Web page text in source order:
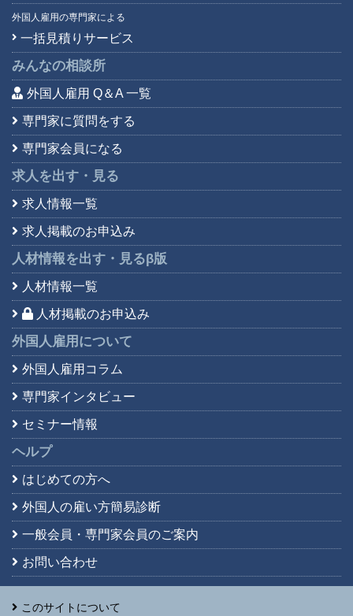
外国人雇用の専門家による
一括見積りサービス
みんなの相談所
外国人雇用 Q＆A 一覧
専門家に質問をする
専門家会員になる
求人を出す・見る
求人情報一覧
求人掲載のお申込み
人材情報を出す・見るβ版
人材情報一覧
人材掲載のお申込み
外国人雇用について
外国人雇用コラム
専門家インタビュー
セミナー情報
ヘルプ
はじめての方へ
外国人の雇い方簡易診断
一般会員・専門家会員のご案内
お問い合わせ
このサイトについて